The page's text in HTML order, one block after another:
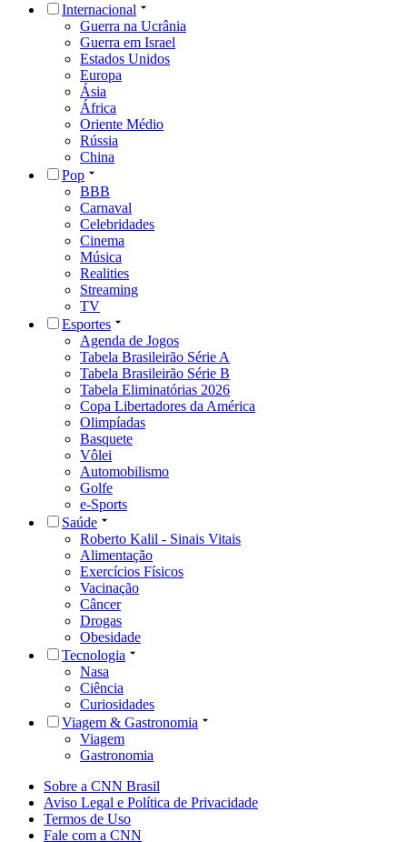
Internacional
Guerra na Ucrânia
Guerra em Israel
Estados Unidos
Europa
Ásia
África
Oriente Médio
Rússia
China
Pop
BBB
Carnaval
Celebridades
Cinema
Música
Realities
Streaming
TV
Esportes
Agenda de Jogos
Tabela Brasileirão Série A
Tabela Brasileirão Série B
Tabela Eliminatórias 2026
Copa Libertadores da América
Olimpíadas
Basquete
Vôlei
Automobilismo
Golfe
e-Sports
Saúde
Roberto Kalil - Sinais Vitais
Alimentação
Exercícios Físicos
Vacinação
Câncer
Drogas
Obesidade
Tecnologia
Nasa
Ciência
Curiosidades
Viagem & Gastronomia
Viagem
Gastronomia
Sobre a CNN Brasil
Aviso Legal e Política de Privacidade
Termos de Uso
Fale com a CNN